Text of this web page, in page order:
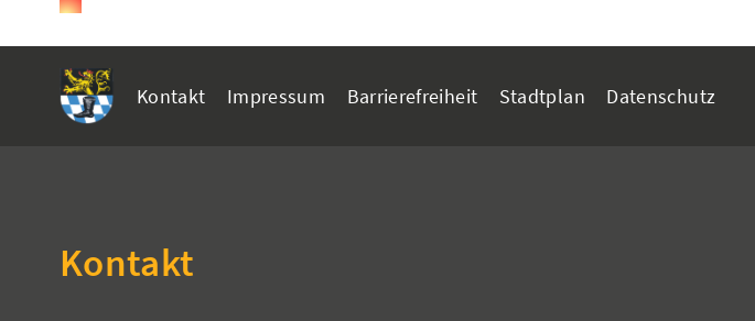
Kontakt Impressum Barrierefreiheit Stadtplan Datenschutz
Kontakt